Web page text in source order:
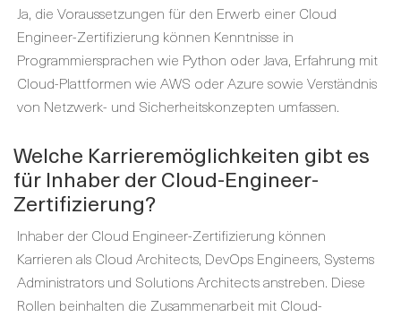
Ja, die Voraussetzungen für den Erwerb einer Cloud
Engineer-Zertifizierung können Kenntnisse in
Programmiersprachen wie Python oder Java, Erfahrung mit
Cloud-Plattformen wie AWS oder Azure sowie Verständnis
von Netzwerk- und Sicherheitskonzepten umfassen.
Welche Karrieremöglichkeiten gibt es
für Inhaber der Cloud-Engineer-
Zertifizierung?
Inhaber der Cloud Engineer-Zertifizierung können
Karrieren als Cloud Architects, DevOps Engineers, Systems
Administrators und Solutions Architects anstreben. Diese
Rollen beinhalten die Zusammenarbeit mit Cloud-